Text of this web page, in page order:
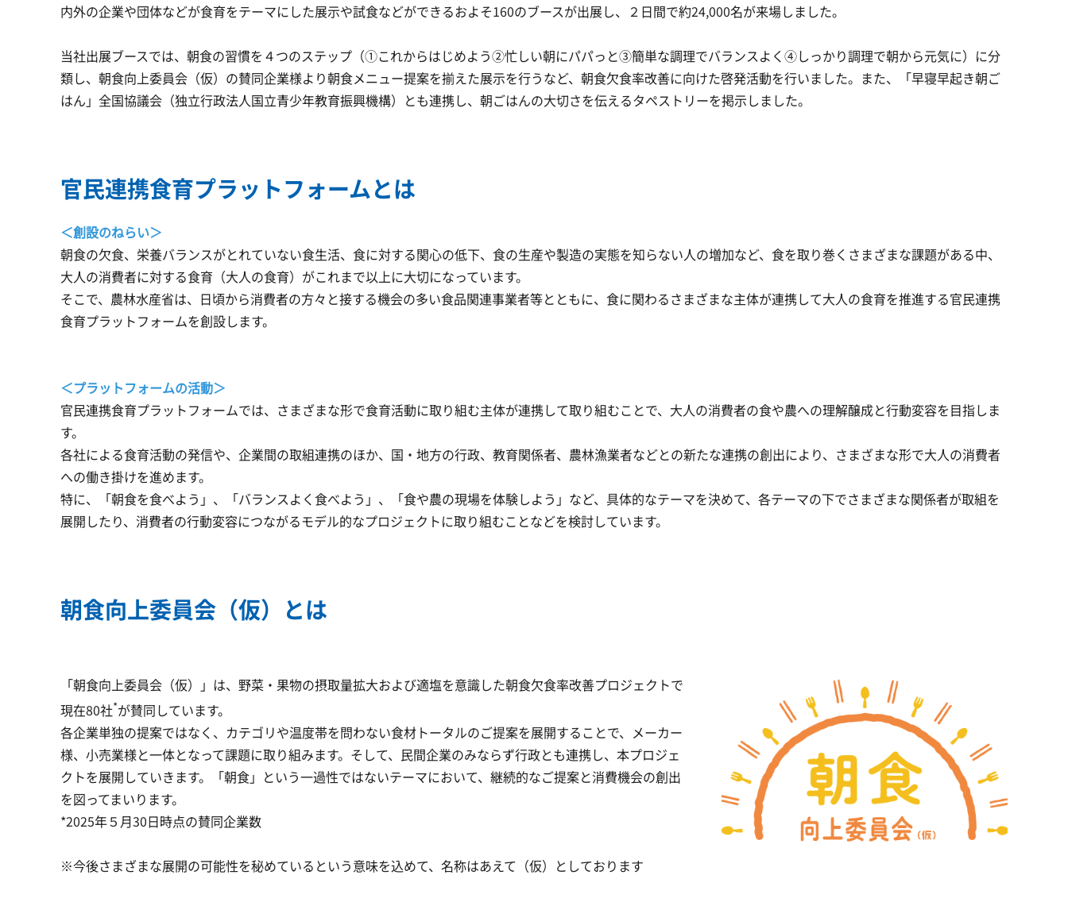
内外の企業や団体などが食育をテーマにした展示や試食などができるおよそ160のブースが出展し、２日間で約24,000名が来場しました。
当社出展ブースでは、朝食の習慣を４つのステップ（①これからはじめよう②忙しい朝にパパっと③簡単な調理でバランスよく④しっかり調理で朝から元気に）に分
類し、朝食向上委員会（仮）の賛同企業様より朝食メニュー提案を揃えた展示を行うなど、朝食欠食率改善に向けた啓発活動を行いました。また、「早寝早起き朝ご
はん」全国協議会（独立行政法人国立青少年教育振興機構）とも連携し、朝ごはんの大切さを伝えるタペストリーを掲示しました。
官民連携食育プラットフォームとは
＜創設のねらい＞
朝食の欠食、栄養バランスがとれていない食生活、食に対する関心の低下、食の生産や製造の実態を知らない人の増加など、食を取り巻くさまざまな課題がある中、
大人の消費者に対する食育（大人の食育）がこれまで以上に大切になっています。
そこで、農林水産省は、日頃から消費者の方々と接する機会の多い食品関連事業者等とともに、食に関わるさまざまな主体が連携して大人の食育を推進する官民連携
食育プラットフォームを創設します。
＜プラットフォームの活動＞
官民連携食育プラットフォームでは、さまざまな形で食育活動に取り組む主体が連携して取り組むことで、大人の消費者の食や農への理解醸成と行動変容を目指しま
す。
各社による食育活動の発信や、企業間の取組連携のほか、国・地方の行政、教育関係者、農林漁業者などとの新たな連携の創出により、さまざまな形で大人の消費者
への働き掛けを進めます。
特に、「朝食を食べよう」、「バランスよく食べよう」、「食や農の現場を体験しよう」など、具体的なテーマを決めて、各テーマの下でさまざまな関係者が取組を
展開したり、消費者の行動変容につながるモデル的なプロジェクトに取り組むことなどを検討しています。
朝食向上委員会（仮）とは
「朝食向上委員会（仮）」は、野菜・果物の摂取量拡大および適塩を意識した朝食欠食率改善プロジェクトで
現在80社*が賛同しています。
各企業単独の提案ではなく、カテゴリや温度帯を問わない食材トータルのご提案を展開することで、メーカー
様、小売業様と一体となって課題に取り組みます。そして、民間企業のみならず行政とも連携し、本プロジェ
クトを展開していきます。「朝食」という一過性ではないテーマにおいて、継続的なご提案と消費機会の創出
を図ってまいります。
*2025年５月30日時点の賛同企業数
※今後さまざまな展開の可能性を秘めているという意味を込めて、名称はあえて（仮）としております